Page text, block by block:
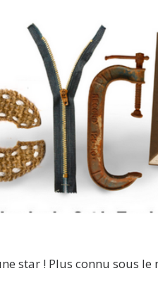
star ! Plus connu sous